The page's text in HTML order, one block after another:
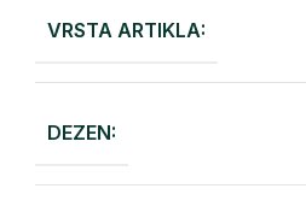
VRSTA ARTIKLA:
DEZEN: